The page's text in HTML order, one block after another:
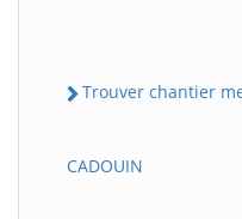
Trouver chantier
CADOUIN